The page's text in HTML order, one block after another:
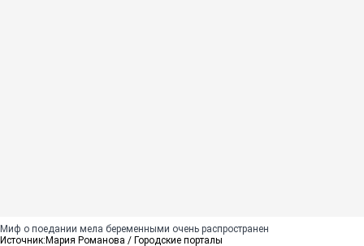
Миф о поедании мела беременными очень распространен
Источник: Мария Романова / Городские порталы